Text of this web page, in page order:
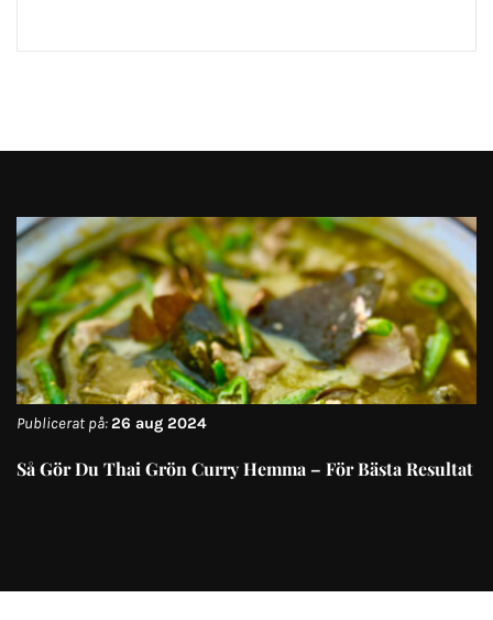
Publicerat på:26 aug 2024
Så Gör Du Thai Grön Curry Hemma – För Bästa Resultat